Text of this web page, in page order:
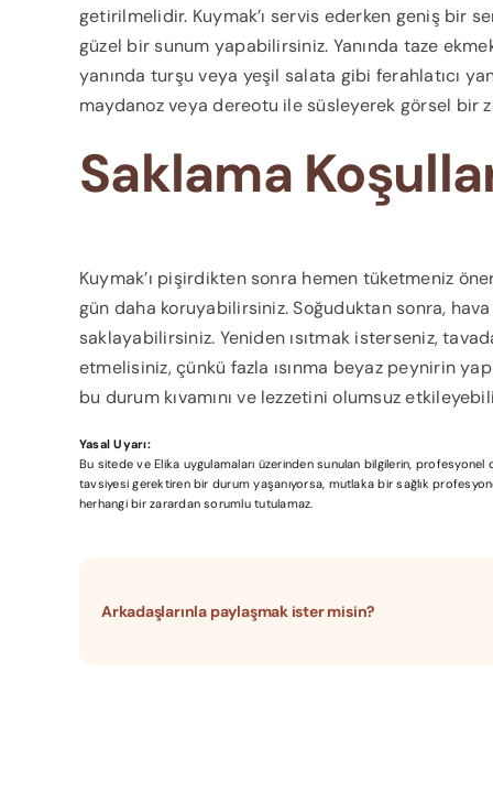
getirilmelidir. Kuymak’ı servis ederken geniş bir
güzel bir sunum yapabilirsiniz. Yanında taze
yanında turşu veya yeşil salata gibi ferahlatıcı
maydanoz veya dereotu ile süsleyerek görsel bir
Saklama
Kuymak’ı pişirdikten sonra hemen tüketmeniz
gün daha koruyabilirsiniz. Soğuduktan sonra,
saklayabilirsiniz. Yeniden ısıtmak isterseniz,
etmelisiniz, çünkü fazla ısınma beyaz peynirin
bu durum kıvamını ve lezzetini olumsuz
Yasal Uyarı:
Bu sitede ve Elika uygulamaları üzerinden sunulan bilgilerin,
tavsiyesi gerektiren bir durum yaşanıyorsa, mutlaka bir sağlık
herhangi bir zarardan sorumlu tutulamaz.
Arkadaşlarınla paylaşmak ister misin?